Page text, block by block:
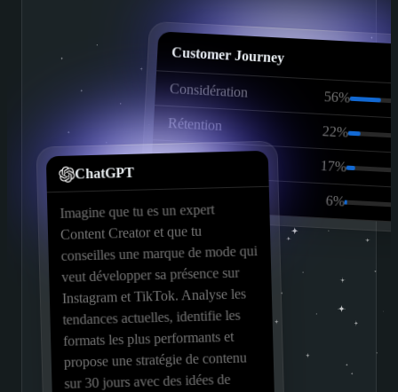
Customer Journey
Considération 56%
Rétention 22%
Notoriété 17%
Décision 6%
ChatGPT
Imagine que tu es un expert
Content Creator et que tu
conseilles une marque de mode qui
veut développer sa présence sur
Instagram et TikTok. Analyse les
tendances actuelles, identifie les
formats les plus performants et
propose une stratégie de contenu
sur 30 jours avec des idées de